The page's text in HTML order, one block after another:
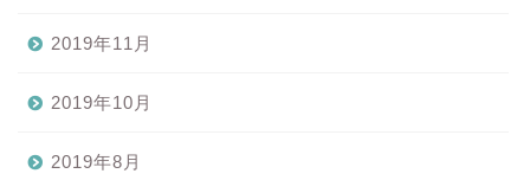
2019年11月
2019年10月
2019年8月